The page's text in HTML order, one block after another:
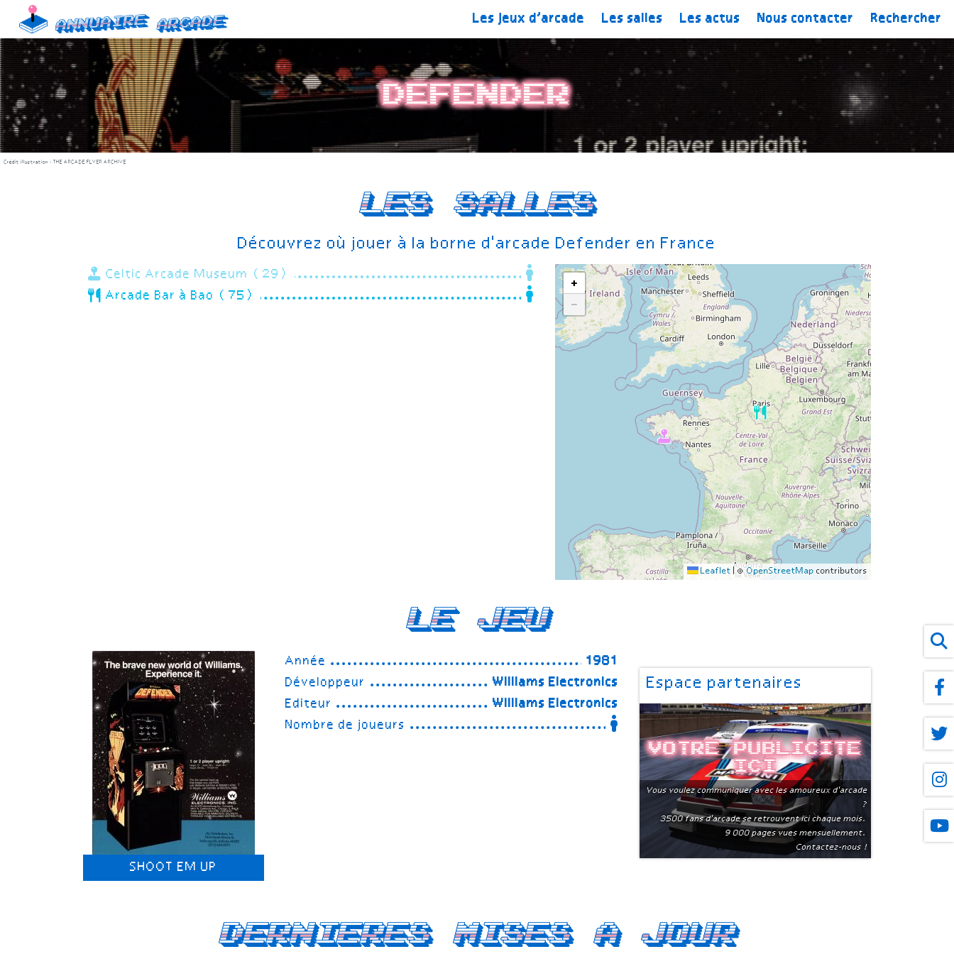
content
Annuaire Arcade Les jeux d’arcade Les salles Les actus Nous contacter Rechercher
Crédit illustration : THE ARCADE FLYER ARCHIVE
Defender
Les salles
Découvrez où jouer à la borne d'arcade Defender en France
Celtic Arcade Museum (29)
Arcade Bar à Bao (75)
+
−
Leaflet © OpenStreetMap contributors
Le Jeu
SHOOT EM UP
Année
1981
Développeur
Williams Electronics
Editeur
Williams Electronics
Nombre de joueurs
Espace partenaires
Votre publicite
ici
Vous voulez communiquer avec les amoureux d'arcade
?
3500 fans d'arcade se retrouvent ici chaque mois.
9 000 pages vues mensuellement.
Contactez-nous !
Dernieres mises a jour